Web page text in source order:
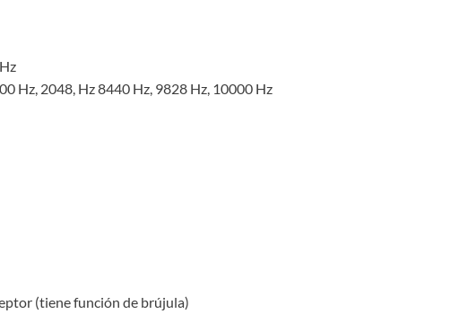
Hz, 2048, Hz 8440 Hz, 9828 Hz, 10000 Hz
(tiene función de brújula)